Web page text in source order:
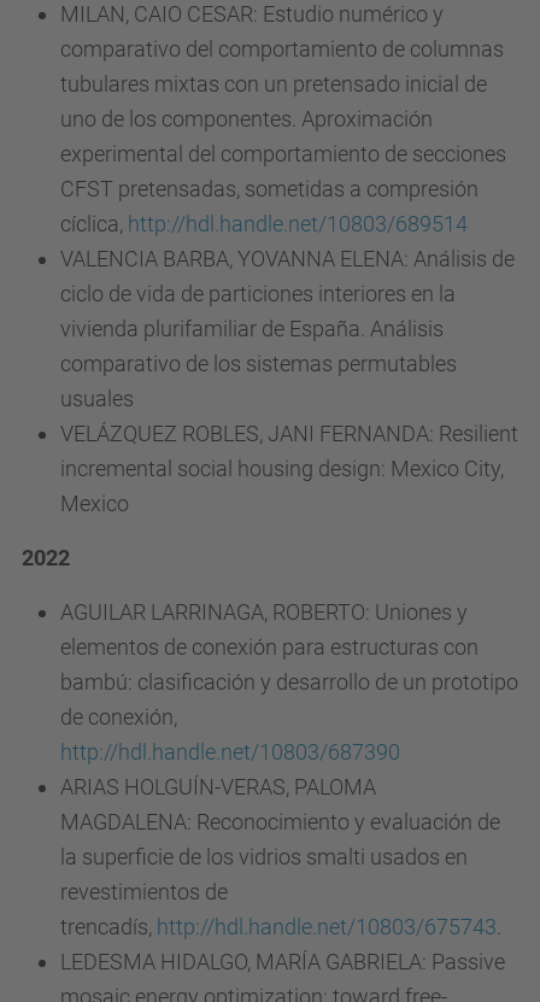
MILAN, CAIO CESAR: Estudio numérico y
comparativo del comportamiento de columnas
tubulares mixtas con un pretensado inicial de
uno de los componentes. Aproximación
experimental del comportamiento de secciones
CFST pretensadas, sometidas a compresión
cíclica, http://hdl.handle.net/10803/689514
VALENCIA BARBA, YOVANNA ELENA: Análisis de
ciclo de vida de particiones interiores en la
vivienda plurifamiliar de España. Análisis
comparativo de los sistemas permutables
usuales
VELÁZQUEZ ROBLES, JANI FERNANDA: Resilient
incremental social housing design: Mexico City,
Mexico
2022
AGUILAR LARRINAGA, ROBERTO: Uniones y
elementos de conexión para estructuras con
bambú: clasificación y desarrollo de un prototipo
de conexión,
http://hdl.handle.net/10803/687390
ARIAS HOLGUÍN-VERAS, PALOMA
MAGDALENA: Reconocimiento y evaluación de
la superficie de los vidrios smalti usados en
revestimientos de
trencadís, http://hdl.handle.net/10803/675743
LEDESMA HIDALGO, MARÍA GABRIELA: Passive
mosaic energy optimization: toward free-